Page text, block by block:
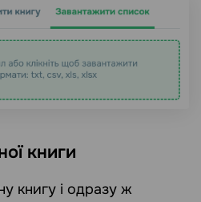
книги
книгу і одразу ж